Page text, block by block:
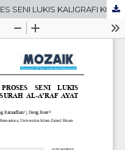
ANALISIS BENTUK SERTA PROSES SENI LUKIS KALIGRAFI KONTEMPORER SURAH AL-A’RAF AYAT 204